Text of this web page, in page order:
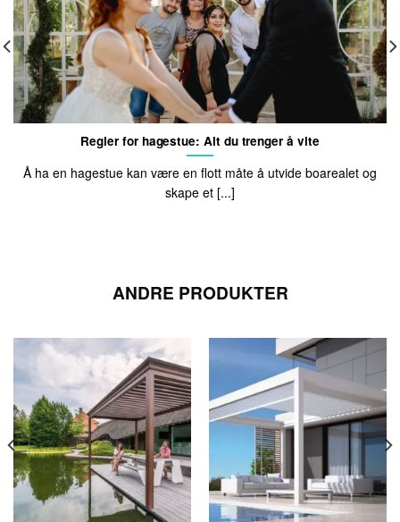
Regler for hagestue: Alt du trenger å vite
Å ha en hagestue kan være en flott måte å utvide boarealet og
skape et [...]
ANDRE PRODUKTER